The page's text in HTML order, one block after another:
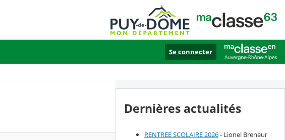
Se connecter
Dernières actualités
RENTREE SCOLAIRE 2026- Lionel Breneur